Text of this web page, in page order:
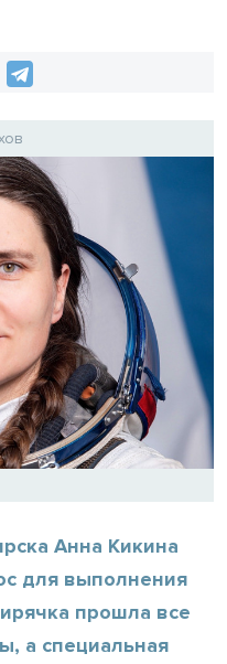
Анна Кикина
для выполнения
прошла все
а специальная